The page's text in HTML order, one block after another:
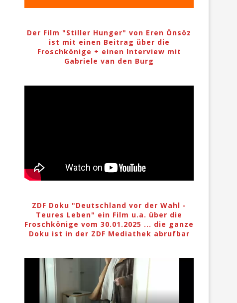
Der Film "Stiller Hunger" von Eren Önsöz
ist mit einen Beitrag über die
Froschkönige + einen Interview mit
Gabriele van den Burg
ZDF Doku "Deutschland vor der Wahl -
Teures Leben" ein Film u.a. über die
Froschkönige vom 30.01.2025 ... die ganze
Doku ist in der ZDF Mediathek abrufbar